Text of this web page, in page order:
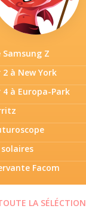
Z
à New York
à Europa-Park
Facom
LA SÉLÉCTION